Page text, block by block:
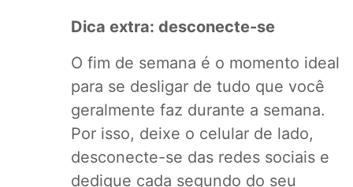
Dica extra: desconecte-se
O fim de semana é o momento ideal
para se desligar de tudo que você
geralmente faz durante a semana.
Por isso, deixe o celular de lado,
desconecte-se das redes sociais e
dedique cada segundo do seu